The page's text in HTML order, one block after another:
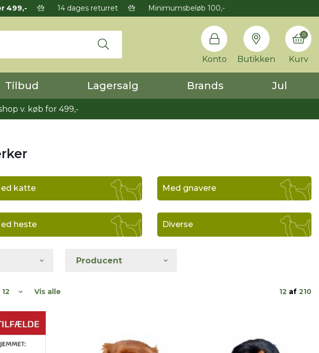
499,- 14 dages returret Minimumsbeløb 100,-
Konto Butikken Kurv
0
Tilbud Lagersalg Brands Jul
v. køb for 499,-
katte Med gnavere
heste Diverse
Producent
Vis alle 12 af 210